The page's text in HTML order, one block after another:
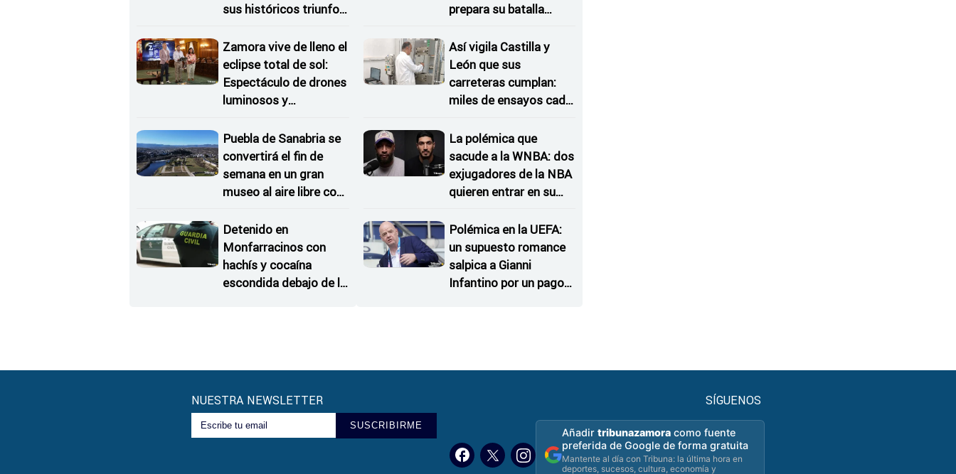
sus históricos triunfos
Zamora vive de lleno el
eclipse total de sol:
Espectáculo de drones
luminosos y
Estrellas
Puebla de Sanabria se
convertirá el fin de
semana en un gran
museo al aire libre con
Detenido en
Monfarracinos con
hachís y cocaína
escondida debajo de la
prepara su batalla
Así vigila Castilla y
León que sus
carreteras cumplan:
miles de ensayos cada
La polémica que
sacude a la WNBA: dos
exjugadores de la NBA
quieren entrar en su
Polémica en la UEFA:
un supuesto romance
salpica a Gianni
Infantino por un pago
NUESTRA NEWSLETTER
SUSCRIBIRME
SÍGUENOS
Añadirtribunazamora como fuente
preferida de Google de forma gratuita
Mantente al día con Tribuna: la última hora en
deportes, sucesos, cultura, economía y